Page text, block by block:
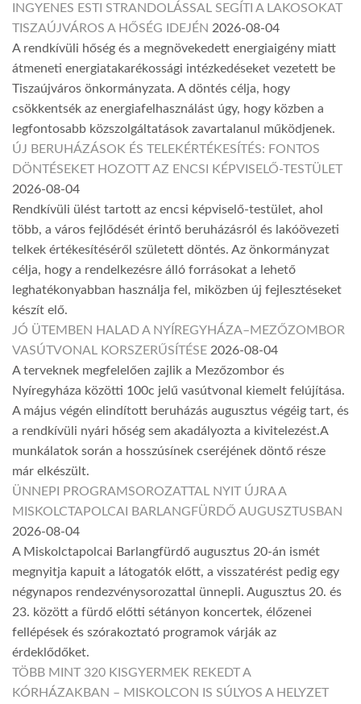
INGYENES ESTI STRANDOLÁSSAL SEGÍTI A LAKOSOKAT
TISZAÚJVÁROS A HŐSÉG IDEJÉN 2026-08-04
A rendkívüli hőség és a megnövekedett energiaigény miatt
átmeneti energiatakarékossági intézkedéseket vezetett be
Tiszaújváros önkormányzata. A döntés célja, hogy
csökkentsék az energiafelhasználást úgy, hogy közben a
legfontosabb közszolgáltatások zavartalanul működjenek.
ÚJ BERUHÁZÁSOK ÉS TELEKÉRTÉKESÍTÉS: FONTOS
DÖNTÉSEKET HOZOTT AZ ENCSI KÉPVISELŐ-TESTÜLET
2026-08-04
Rendkívüli ülést tartott az encsi képviselő-testület, ahol
több, a város fejlődését érintő beruházásról és lakóövezeti
telkek értékesítéséről született döntés. Az önkormányzat
célja, hogy a rendelkezésre álló forrásokat a lehető
leghatékonyabban használja fel, miközben új fejlesztéseket
készít elő.
JÓ ÜTEMBEN HALAD A NYÍREGYHÁZA–MEZŐZOMBOR
VASÚTVONAL KORSZERŰSÍTÉSE 2026-08-04
A terveknek megfelelően zajlik a Mezőzombor és
Nyíregyháza közötti 100c jelű vasútvonal kiemelt felújítása.
A május végén elindított beruházás augusztus végéig tart, és
a rendkívüli nyári hőség sem akadályozta a kivitelezést.A
munkálatok során a hosszúsínek cseréjének döntő része
már elkészült.
ÜNNEPI PROGRAMSOROZATTAL NYIT ÚJRA A
MISKOLCTAPOLCAI BARLANGFÜRDŐ AUGUSZTUSBAN
2026-08-04
A Miskolctapolcai Barlangfürdő augusztus 20-án ismét
megnyitja kapuit a látogatók előtt, a visszatérést pedig egy
négynapos rendezvénysorozattal ünnepli. Augusztus 20. és
23. között a fürdő előtti sétányon koncertek, élőzenei
fellépések és szórakoztató programok várják az
érdeklődőket.
TÖBB MINT 320 KISGYERMEK REKEDT A
KÓRHÁZAKBAN – MISKOLCON IS SÚLYOS A HELYZET